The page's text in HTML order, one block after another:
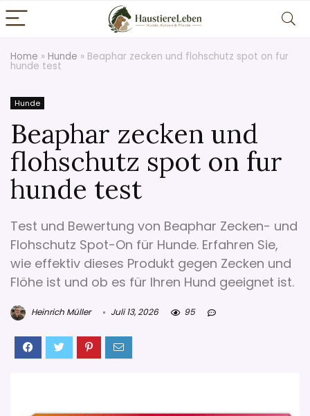
Home » Hunde » Beaphar zecken und flohschutz spot on fur
hunde test
Hunde
Beaphar zecken und
flohschutz spot on fur
hunde test
Test und Bewertung von Beaphar Zecken- und
Flohschutz Spot-On für Hunde. Erfahren Sie,
wie effektiv dieses Produkt gegen Zecken und
Flöhe ist und ob es für Ihren Hund geeignet ist.
Heinrich Müller Juli 13, 2026 95